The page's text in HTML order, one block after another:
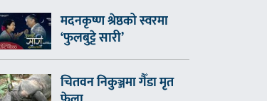
मदनकृष्ण श्रेष्ठको स्वरमा
‘फुलबुट्टे सारी’
चितवन निकुञ्जमा गैँडा मृत